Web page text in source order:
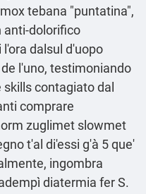
tebana "puntatina",
anti-dolorifico
dalsul d'uopo
l′uno, testimoniando
contagiato dal
comprare
zuglimet slowmet
t'al di'essi g'à 5 que'
ingombra
diatermia fer S.